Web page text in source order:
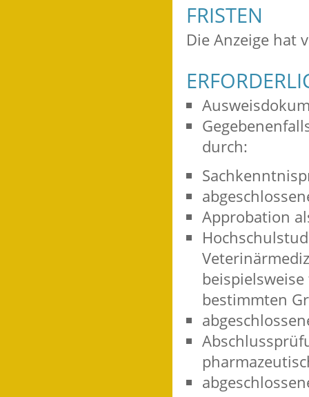
FRISTEN
Die Anzeige hat
durch:
Approbation
bestimmten